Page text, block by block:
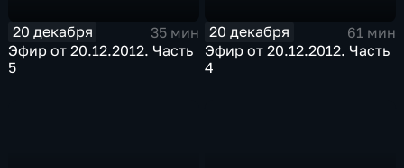
20 декабря
35 мин
Эфир от 20.12.2012. Часть
5
20 декабря
61 мин
Эфир от 20.12.2012. Часть
4